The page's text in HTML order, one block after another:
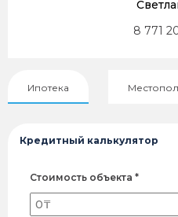
8 771
Ипотека
Кредитный калькулятор
Стоимость объекта *